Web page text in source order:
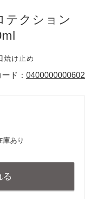
テクション
焼け止め
ド： 0400000000602
庫あり